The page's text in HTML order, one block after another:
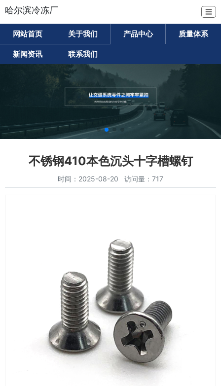
哈尔滨冷冻厂 ☰
网站首页 关于我们 产品中心 质量体系
新闻资讯 联系我们
不锈钢410本色沉头十字槽螺钉
时间：2025-08-20 访问量：717